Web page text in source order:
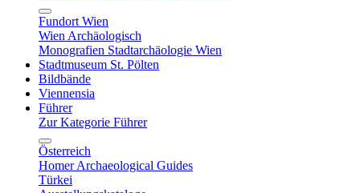
Fundort Wien
Wien Archäologisch
Monografien Stadtarchäologie Wien
Stadtmuseum St. Pölten
Bildbände
Viennensia
Führer
Zur Kategorie Führer
Österreich
Homer Archaeological Guides
Türkei